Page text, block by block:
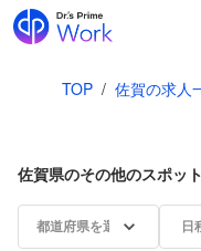
TOP / 佐賀の求人
佐賀県のその他のスポッ
都道府県を選択 日